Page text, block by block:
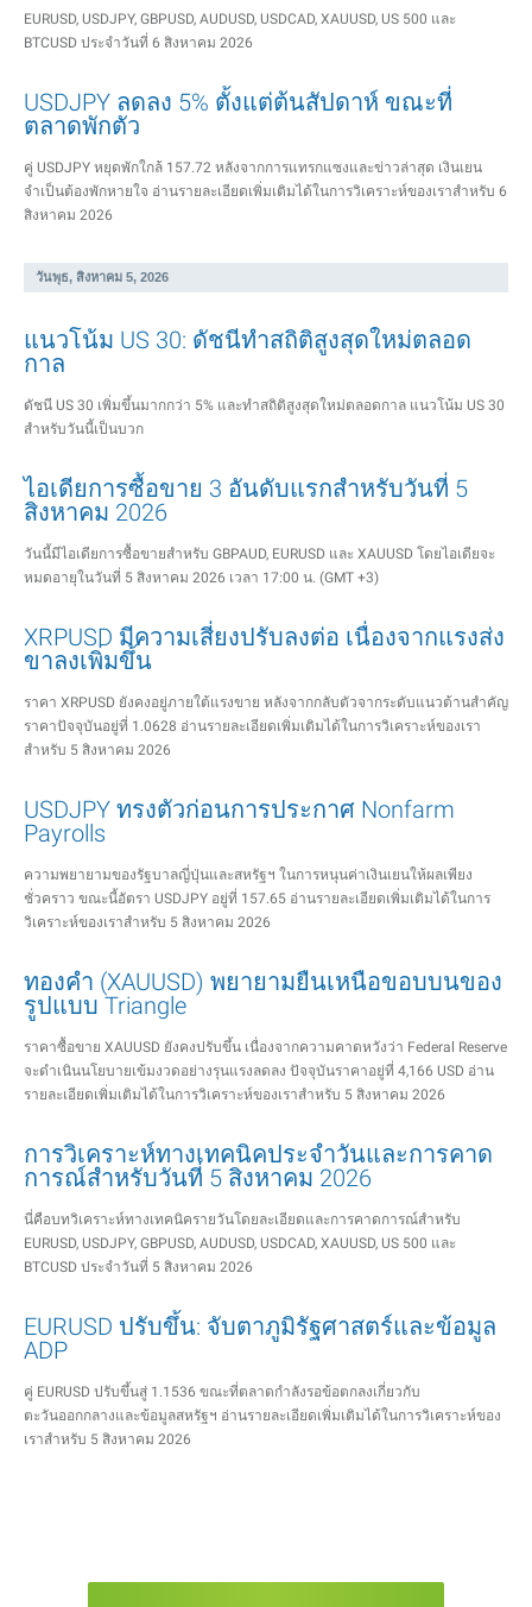
EURUSD, USDJPY, GBPUSD, AUDUSD, USDCAD, XAUUSD, US 500 และ
BTCUSD ประจำวันที่ 6 สิงหาคม 2026
USDJPY ลดลง 5% ตั้งแต่ต้นสัปดาห์ ขณะที่
ตลาดพักตัว
คู่ USDJPY หยุดพักใกล้ 157.72 หลังจากการแทรกแซงและข่าวล่าสุด เงินเยน
จำเป็นต้องพักหายใจ อ่านรายละเอียดเพิ่มเติมได้ในการวิเคราะห์ของเราสำหรับ 6
สิงหาคม 2026
วันพุธ, สิงหาคม 5, 2026
แนวโน้ม US 30: ดัชนีทำสถิติสูงสุดใหม่ตลอด
กาล
ดัชนี US 30 เพิ่มขึ้นมากกว่า 5% และทำสถิติสูงสุดใหม่ตลอดกาล แนวโน้ม US 30
สำหรับวันนี้เป็นบวก
ไอเดียการซื้อขาย 3 อันดับแรกสำหรับวันที่ 5
สิงหาคม 2026
วันนี้มีไอเดียการซื้อขายสำหรับ GBPAUD, EURUSD และ XAUUSD โดยไอเดียจะ
หมดอายุในวันที่ 5 สิงหาคม 2026 เวลา 17:00 น. (GMT +3)
XRPUSD มีความเสี่ยงปรับลงต่อ เนื่องจากแรงส่ง
ขาลงเพิ่มขึ้น
ราคา XRPUSD ยังคงอยู่ภายใต้แรงขาย หลังจากกลับตัวจากระดับแนวต้านสำคัญ
ราคาปัจจุบันอยู่ที่ 1.0628 อ่านรายละเอียดเพิ่มเติมได้ในการวิเคราะห์ของเรา
สำหรับ 5 สิงหาคม 2026
USDJPY ทรงตัวก่อนการประกาศ Nonfarm
Payrolls
ความพยายามของรัฐบาลญี่ปุ่นและสหรัฐฯ ในการหนุนค่าเงินเยนให้ผลเพียง
ชั่วคราว ขณะนี้อัตรา USDJPY อยู่ที่ 157.65 อ่านรายละเอียดเพิ่มเติมได้ในการ
วิเคราะห์ของเราสำหรับ 5 สิงหาคม 2026
ทองคำ (XAUUSD) พยายามยืนเหนือขอบบนของ
รูปแบบ Triangle
ราคาซื้อขาย XAUUSD ยังคงปรับขึ้น เนื่องจากความคาดหวังว่า Federal Reserve
จะดำเนินนโยบายเข้มงวดอย่างรุนแรงลดลง ปัจจุบันราคาอยู่ที่ 4,166 USD อ่าน
รายละเอียดเพิ่มเติมได้ในการวิเคราะห์ของเราสำหรับ 5 สิงหาคม 2026
การวิเคราะห์ทางเทคนิคประจำวันและการคาด
การณ์สำหรับวันที่ 5 สิงหาคม 2026
นี่คือบทวิเคราะห์ทางเทคนิครายวันโดยละเอียดและการคาดการณ์สำหรับ
EURUSD, USDJPY, GBPUSD, AUDUSD, USDCAD, XAUUSD, US 500 และ
BTCUSD ประจำวันที่ 5 สิงหาคม 2026
EURUSD ปรับขึ้น: จับตาภูมิรัฐศาสตร์และข้อมูล
ADP
คู่ EURUSD ปรับขึ้นสู่ 1.1536 ขณะที่ตลาดกำลังรอข้อตกลงเกี่ยวกับ
ตะวันออกกลางและข้อมูลสหรัฐฯ อ่านรายละเอียดเพิ่มเติมได้ในการวิเคราะห์ของ
เราสำหรับ 5 สิงหาคม 2026